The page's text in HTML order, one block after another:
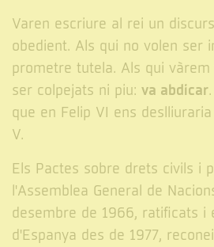
Varen escriure al rei un
obedient. Als qui no volen ser
prometre tutela. Als qui
ser colpejats ni piu: va abdicar
que en Felip VI ens
V.
Els Pactes sobre drets civils i
l'Assemblea General de
desembre de 1966, ratificats i
d'Espanya des de 1977,